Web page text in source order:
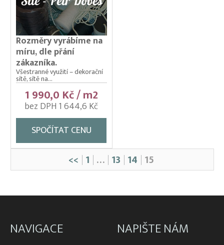
Rozměry vyrábíme na
míru, dle přání
zákazníka.
Všestranné využití – dekorační
sítě, sítě na...
1 990,0 Kč / m2
bez DPH 1 644,6 Kč
SPOČÍTAT CENU
<< 1 … 13 14 15
NAVIGACE NAPIŠTE NÁM